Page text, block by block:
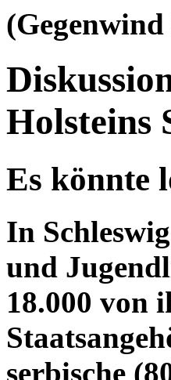
Holsteins
Es könnte
In
und
18.000 von
serbische